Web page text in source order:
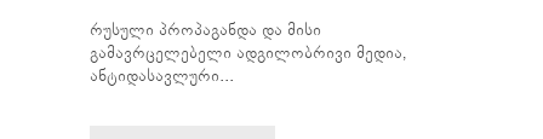
რუსული პროპაგანდა და მისი
გამავრცელებელი ადგილობრივი მედია,
ანტიდასავლური...